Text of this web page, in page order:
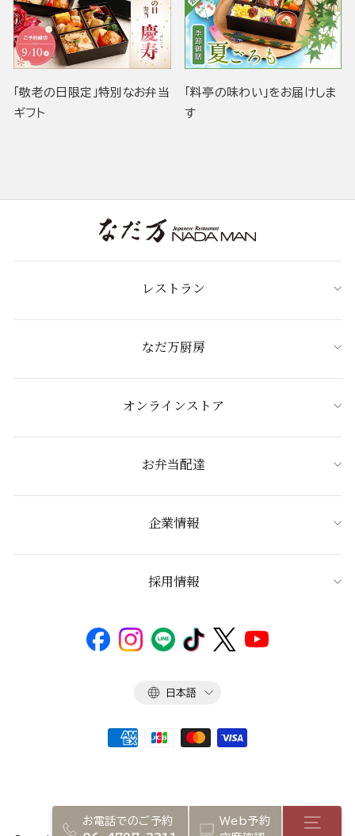
お電話でのご予約
Web予約
「敬老の日限定」特別なお弁当
ギフト
「料亭の味わい」をお届けしま
す
レストラン
なだ万厨房
オンラインストア
お弁当配達
企業情報
採用情報
言
日本語